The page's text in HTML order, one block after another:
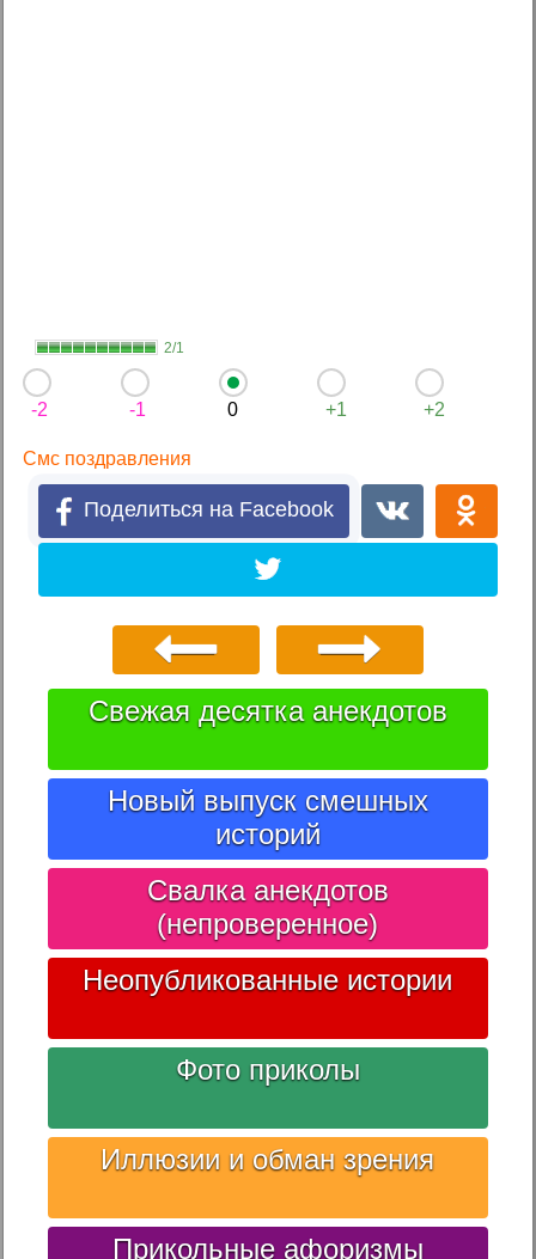
2/1
-2 -1 0 +1 +2
Смс поздравления
Поделиться на Facebook
Свежая десятка анекдотов
Новый выпуск смешных
историй
Свалка анекдотов
(непроверенное)
Неопубликованные истории
Фото приколы
Иллюзии и обман зрения
Прикольные афоризмы